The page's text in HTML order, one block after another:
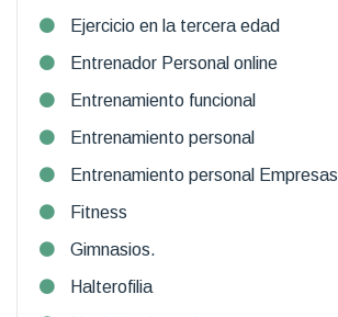
Ejercicio en la tercera edad
Entrenador Personal online
Entrenamiento funcional
Entrenamiento personal
Entrenamiento personal Empresas
Fitness
Gimnasios.
Halterofilia